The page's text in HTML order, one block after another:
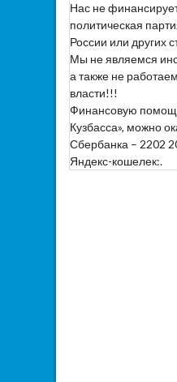
Нас не
политическая
России или других
Мы не являемся
а также не
власти!!!
Финансовую
Кузбасса», можно
Сбербанка – 2202
Яндекс-кошелек:.